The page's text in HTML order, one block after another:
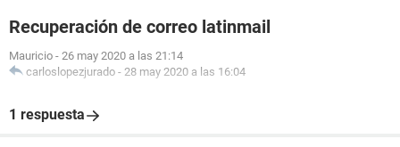
Recuperación de correo latinmail
Mauricio - 26 may 2020 a las 21:14
carloslopezjurado - 28 may 2020 a las 16:04
1 respuesta